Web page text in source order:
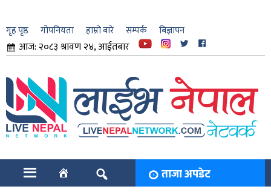
गृह पृष्ठ गोपनियता हाम्रो बारे सम्पर्क बिज्ञापन
आज: २०८३ श्रावण २४, आईतबार
ताजा अपडेट